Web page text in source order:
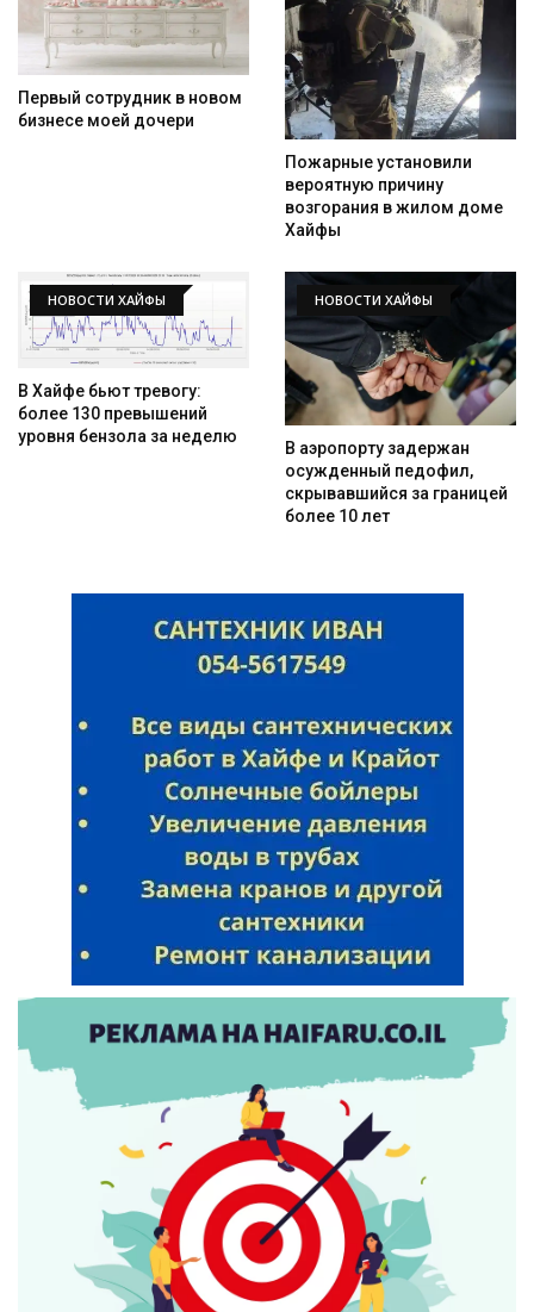
Искать
Первый сотрудник в новом
бизнесе моей дочери
Пожарные установили
вероятную причину
возгорания в жилом доме
Хайфы
НОВОСТИ ХАЙФЫ
В Хайфе бьют тревогу:
более 130 превышений
уровня бензола за неделю
НОВОСТИ ХАЙФЫ
В аэропорту задержан
осужденный педофил,
скрывавшийся за границей
более 10 лет